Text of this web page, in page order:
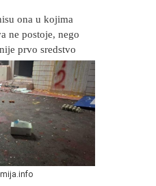
ona u kojima
ne postoje, nego
prvo sredstvo